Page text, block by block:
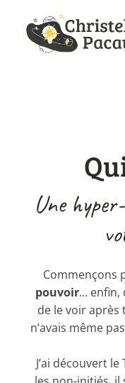
Une
Commençons
pouvoir… enfin,
de le voir après
n’avais même
J’ai découvert